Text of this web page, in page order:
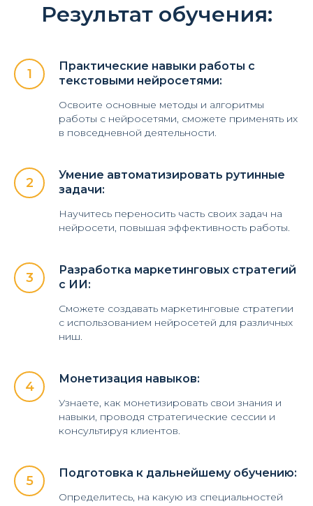
Результат обучения:
Практические навыки работы с
текстовыми нейросетями:
Освоите основные методы и алгоритмы
работы с нейросетями, сможете применять их
в повседневной деятельности.
Умение автоматизировать рутинные
задачи:
Научитесь переносить часть своих задач на
нейросети, повышая эффективность работы.
Разработка маркетинговых стратегий
с ИИ:
Сможете создавать маркетинговые стратегии
с использованием нейросетей для различных
ниш.
Монетизация навыков:
Узнаете, как монетизировать свои знания и
навыки, проводя стратегические сессии и
консультируя клиентов.
Подготовка к дальнейшему обучению:
Определитесь, на какую из специальностей